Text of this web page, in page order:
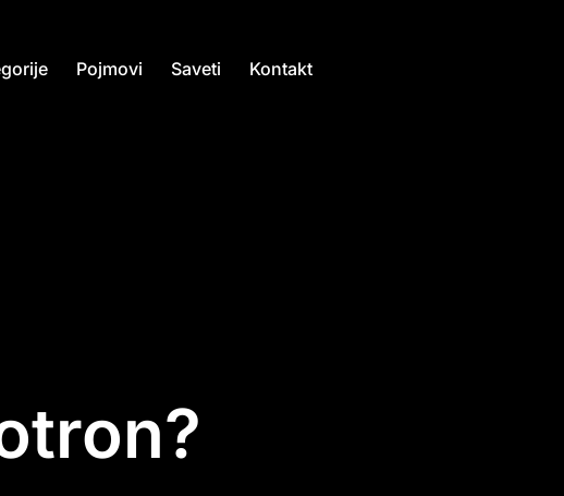
Pojmovi Saveti Kontakt